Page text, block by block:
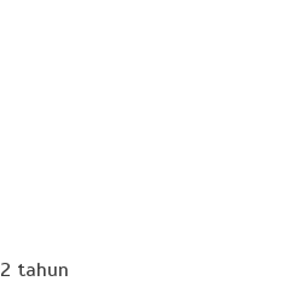
2 tahun